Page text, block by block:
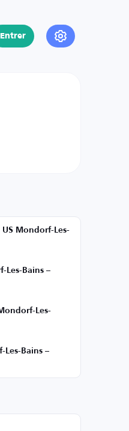
Entrer
Mondorf-Les-
Les-Bains –
Les-
Les-Bains –